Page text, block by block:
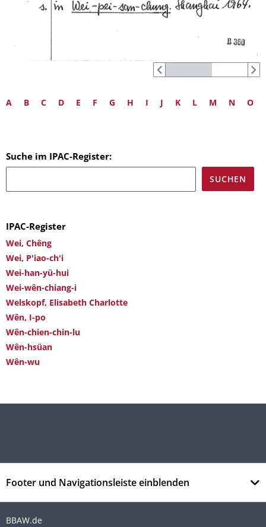
A B C D E F G H I J K L M N O
Suche im IPAC-Register:
IPAC-Register
Wei, Chêng
Wei, P'iao-ch'i
Wei-han-yü-hui
Wei-wên-chiang-i
Welskopf, Elisabeth Charlotte
Wên, I-po
Wên-chien-chin-lu
Wên-hsüan
Wên-wu
Footer und Navigationsleiste einblenden
BBAW.de